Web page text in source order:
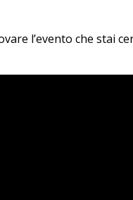
l’evento che stai